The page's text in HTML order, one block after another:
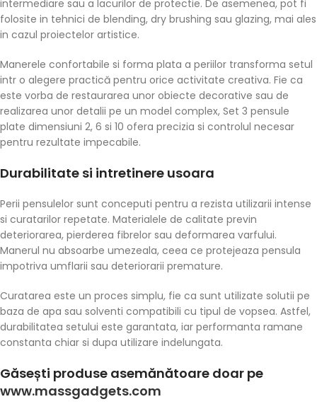
intermediare sau a lacurilor de protectie. De asemenea, pot fi
folosite in tehnici de blending, dry brushing sau glazing, mai ales
in cazul proiectelor artistice.
Manerele confortabile si forma plata a periilor transforma setul
intr o alegere practică pentru orice activitate creativa. Fie ca
este vorba de restaurarea unor obiecte decorative sau de
realizarea unor detalii pe un model complex, Set 3 pensule
plate dimensiuni 2, 6 si 10 ofera precizia si controlul necesar
pentru rezultate impecabile.
Durabilitate si intretinere usoara
Perii pensulelor sunt conceputi pentru a rezista utilizarii intense
si curatarilor repetate. Materialele de calitate previn
deteriorarea, pierderea fibrelor sau deformarea varfului.
Manerul nu absoarbe umezeala, ceea ce protejeaza pensula
impotriva umflarii sau deteriorarii premature.
Curatarea este un proces simplu, fie ca sunt utilizate solutii pe
baza de apa sau solventi compatibili cu tipul de vopsea. Astfel,
durabilitatea setului este garantata, iar performanta ramane
constanta chiar si dupa utilizare indelungata.
Găsești produse asemănătoare doar pe
www.massgadgets.com